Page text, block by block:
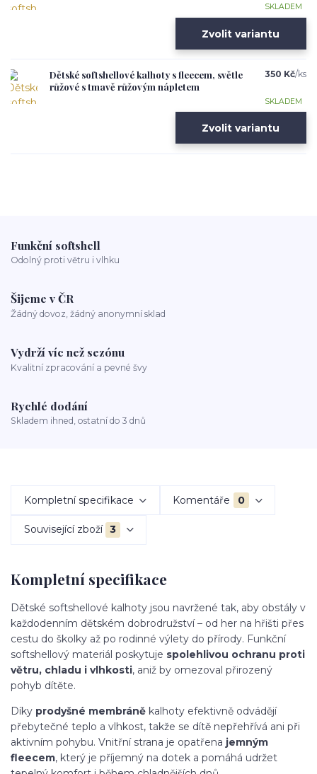
SKLADEM
Zvolit variantu
Dětské softshellové kalhoty s fleecem, světle
růžové s tmavě růžovým nápletem
350 Kč/ks
SKLADEM
Zvolit variantu
Funkční softshell
Odolný proti větru i vlhku
Šijeme v ČR
Žádný dovoz, žádný anonymní sklad
Vydrží víc než sezónu
Kvalitní zpracování a pevné švy
Rychlé dodání
Skladem ihned, ostatní do 3 dnů
Kompletní specifikace Komentáře 0
Související zboží 3
Kompletní specifikace
Dětské softshellové kalhoty jsou navržené tak, aby obstály v
každodenním dětském dobrodružství – od her na hřišti přes
cestu do školky až po rodinné výlety do přírody. Funkční
softshellový materiál poskytuje spolehlivou ochranu proti
větru, chladu i vlhkosti, aniž by omezoval přirozený
pohyb dítěte.
Díky prodyšné membráně kalhoty efektivně odvádějí
přebytečné teplo a vlhkost, takže se dítě nepřehřívá ani při
aktivním pohybu. Vnitřní strana je opatřena jemným
fleecem, který je příjemný na dotek a pomáhá udržet